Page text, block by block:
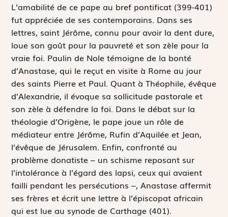
L’amabilité de ce pape au bref pontificat (399-401)
fut appréciée de ses contemporains. Dans ses
lettres, saint Jérôme, connu pour avoir la dent dure,
loue son goût pour la pauvreté et son zèle pour la
vraie foi. Paulin de Nole témoigne de la bonté
d’Anastase, qui le reçut en visite à Rome au jour
des saints Pierre et Paul. Quant à Théophile, évêque
d’Alexandrie, il évoque sa sollicitude pastorale et
son zèle à défendre la foi. Dans le débat sur la
théologie d’Origène, le pape joue un rôle de
médiateur entre Jérôme, Rufin d’Aquilée et Jean,
l’évêque de Jérusalem. Enfin, confronté au
problème donatiste – un schisme reposant sur
l’intolérance à l’égard des lapsi, ceux qui avaient
failli pendant les persécutions –, Anastase affermit
ses frères et écrit une lettre à l’épiscopat africain
qui est lue au synode de Carthage (401).